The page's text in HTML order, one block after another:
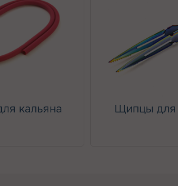
кальяна Щипцы для